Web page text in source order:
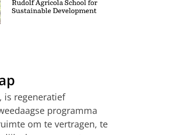
is regeneratief
programma
om te vertragen, te